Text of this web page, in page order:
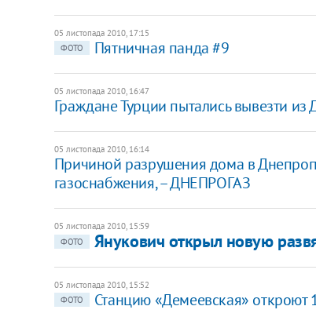
05 листопада 2010, 17:15
ФОТО
Пятничная панда #9
05 листопада 2010, 16:47
Граждане Турции пытались вывезти
05 листопада 2010, 16:14
Причиной разрушения дома в
газоснабжения, – ДНЕПРОГАЗ
05 листопада 2010, 15:59
ФОТО
Янукович открыл новую
05 листопада 2010, 15:52
ФОТО
Станцию «Демеевская» откроют